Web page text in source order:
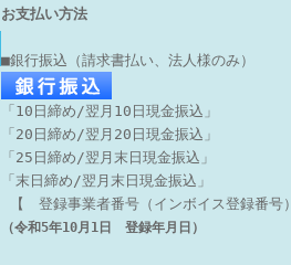
お支払い方法
■銀行振込（請求書払い、法人様のみ）
「10日締め/翌月10日現金振込」
「20日締め/翌月20日現金振込」
「25日締め/翌月末日現金振込」
「末日締め/翌月末日現金振込」
【 登録事業者番号（インボイス登録番号）
（令和5年10月1日 登録年月日）